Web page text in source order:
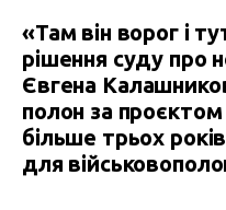
«Там він ворог і
рішення суду про
Євгена
полон за
більше трьох
для